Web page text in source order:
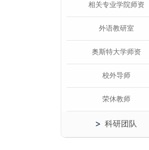
相关专业学院师资
外语教研室
奥斯特大学师资
校外导师
荣休教师
科研团队